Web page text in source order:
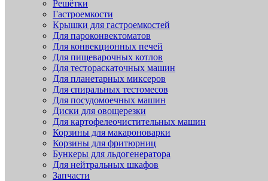
Решётки
Гастроемкости
Крышки для гастроемкостей
Для пароконвектоматов
Для конвекционных печей
Для пищеварочных котлов
Для тестораскаточных машин
Для планетарных миксеров
Для спиральных тестомесов
Для посудомоечных машин
Диски для овощерезки
Для картофелеочистительных машин
Корзины для макароноварки
Корзины для фритюрниц
Бункеры для льдогенератора
Для нейтральных шкафов
Запчасти